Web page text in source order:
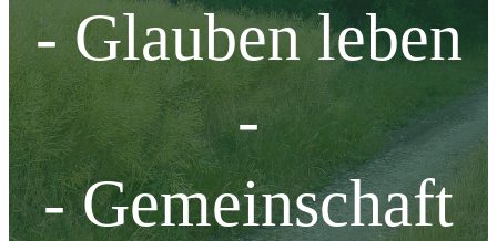
- Glauben leben
-
- Gemeinschaft